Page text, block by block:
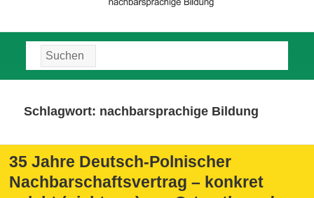
Suche
nach:
Schlagwort: nachbarsprachige Bildung
35 Jahre Deutsch-Polnischer
Nachbarschaftsvertrag – konkret